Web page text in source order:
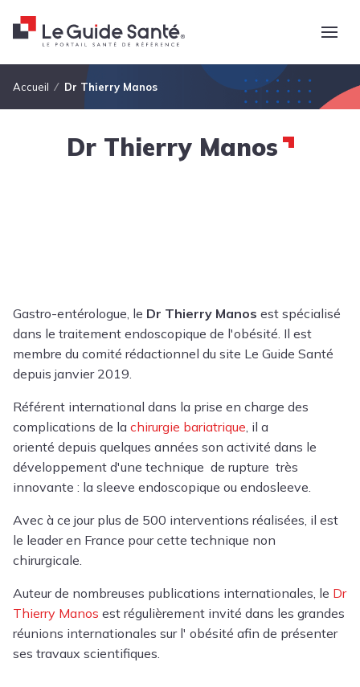
Fil d'Ariane
Accueil Dr Thierry Manos
Dr Thierry Manos
Gastro-entérologue, le Dr Thierry Manos est spécialisé
dans le traitement endoscopique de l'obésité. Il est
membre du comité rédactionnel du site Le Guide Santé
depuis janvier 2019.
Référent international dans la prise en charge des
complications de la chirurgie bariatrique, il a
orienté depuis quelques années son activité dans le
développement d'une technique de rupture très
innovante : la sleeve endoscopique ou endosleeve.
Avec à ce jour plus de 500 interventions réalisées, il est
le leader en France pour cette technique non
chirurgicale.
Auteur de nombreuses publications internationales, le Dr
Thierry Manos est régulièrement invité dans les grandes
réunions internationales sur l' obésité afin de présenter
ses travaux scientifiques.